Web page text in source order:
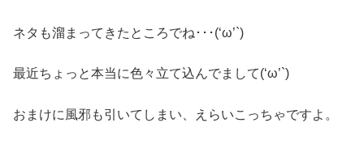
ネタも溜まってきたところでね･･･(‘ω’`)
最近ちょっと本当に色々立て込んでまして(‘ω’`)
おまけに風邪も引いてしまい、えらいこっちゃですよ。